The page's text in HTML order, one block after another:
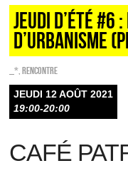
Jeudi d’été
d’urbanisme
_* Rencontre
JEUDI 12 AOÛT 2021
19:00-20:00
CAFÉ